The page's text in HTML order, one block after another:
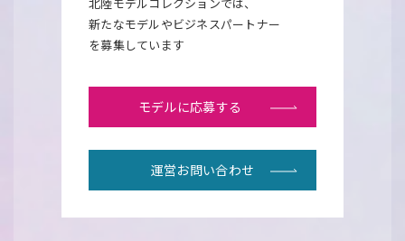
新たなモデルやビジネスパートナー
を募集しています
モデルに応募する
運営お問い合わせ